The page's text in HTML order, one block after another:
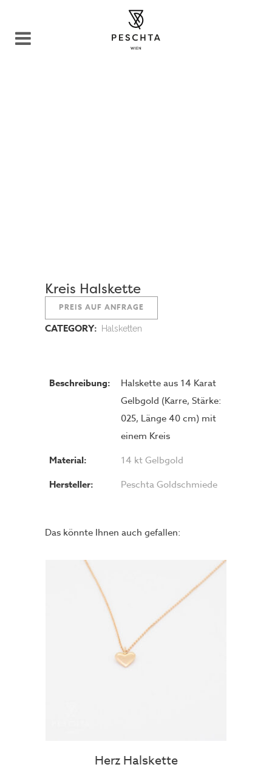
Kreis Halskette
PREIS AUF ANFRAGE
CATEGORY: Halsketten
Beschreibung:
Halskette aus 14 Karat
Gelbgold (Karre, Stärke:
025, Länge 40 cm) mit
einem Kreis
Material: 14 kt Gelbgold
Hersteller: Peschta Goldschmiede
Das könnte Ihnen auch gefallen:
Herz Halskette